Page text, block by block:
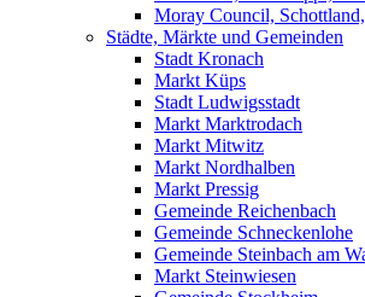
Moray Council,
Städte, Märkte und Gemeinden
Stadt Kronach
Markt Küps
Stadt Ludwigsstadt
Markt Marktrodach
Markt Mitwitz
Markt Nordhalben
Markt Pressig
Gemeinde Reichenbach
Gemeinde Schneckenlohe
Gemeinde Steinbach am
Markt Steinwiesen